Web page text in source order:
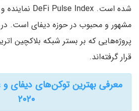
مشهور و محبوب در حوزه دیفای است.
پروژه‌هایی که بر بستر شبکه بلاکچین
قرار گرفته‌اند.
معرفی بهترین توکن‌های دیفای و
۲۰۲۰